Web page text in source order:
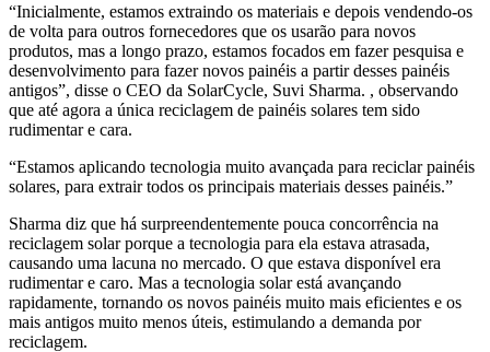
“Inicialmente, estamos extraindo os materiais e depois vendendo-os
de volta para outros fornecedores que os usarão para novos
produtos, mas a longo prazo, estamos focados em fazer pesquisa e
desenvolvimento para fazer novos painéis a partir desses painéis
antigos”, disse o CEO da SolarCycle, Suvi Sharma. , observando
que até agora a única reciclagem de painéis solares tem sido
rudimentar e cara.
“Estamos aplicando tecnologia muito avançada para reciclar painéis
solares, para extrair todos os principais materiais desses painéis.”
Sharma diz que há surpreendentemente pouca concorrência na
reciclagem solar porque a tecnologia para ela estava atrasada,
causando uma lacuna no mercado. O que estava disponível era
rudimentar e caro. Mas a tecnologia solar está avançando
rapidamente, tornando os novos painéis muito mais eficientes e os
mais antigos muito menos úteis, estimulando a demanda por
reciclagem.